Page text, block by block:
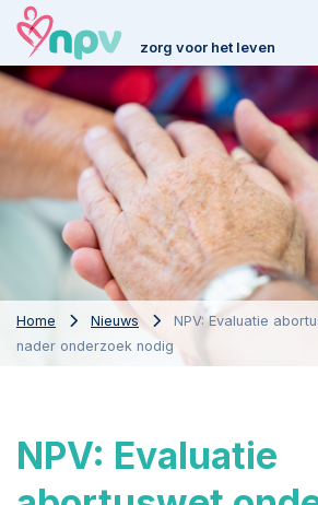
zorg voor het leven
Home Nieuws
NPV: Evaluatie
nader onderzoek nodig
NPV: Evaluatie